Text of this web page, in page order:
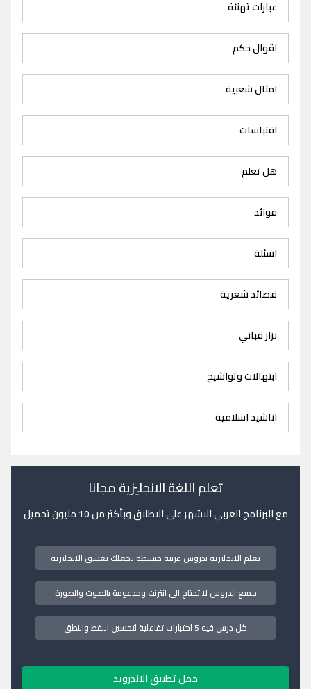
عبارات تهنئة
اقوال حكم
امثال شعبية
اقتباسات
هل تعلم
فوائد
اسئلة
قصائد شعرية
نزار قباني
ابتهالات وتواشيح
اناشيد اسلامية
تعلم اللغة الانجليزية مجانا
مع البرنامج العربي الاشهر على الاطلاق وبأكثر من 10 مليون تحميل
تعلم الانجليزية بدروس عربية مبسطة تجعلك تعشق الانجليزية
جميع الدروس لا تحتاج الى انترنت ومدعومة بالصوت والصورة
كل درس فيه 5 اختبارات تفاعلية لتحسين اللفظ والنطق
حمل تطبيق الاندرويد